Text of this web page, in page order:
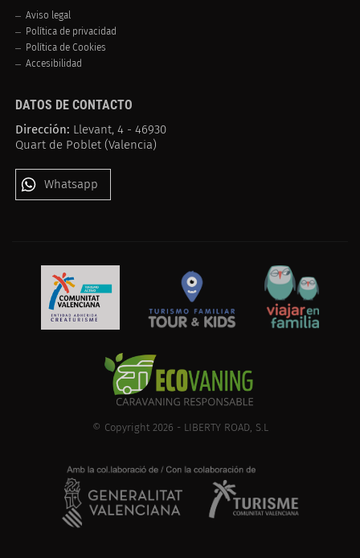
Aviso legal
Política de privacidad
Política de Cookies
Accesibilidad
DATOS DE CONTACTO
Dirección: Llevant, 4 - 46930
Quart de Poblet (Valencia)
Whatsapp
© Copyright 2026 - LIBERTY ROAD, S.L